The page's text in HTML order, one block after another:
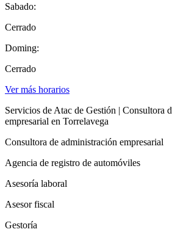
Sabado:
Cerrado
Doming:
Cerrado
Ver más horarios
Servicios de Atac de Gestión | Consultora
empresarial en Torrelavega
Consultora de administración empresarial
Agencia de registro de automóviles
Asesoría laboral
Asesor fiscal
Gestoría